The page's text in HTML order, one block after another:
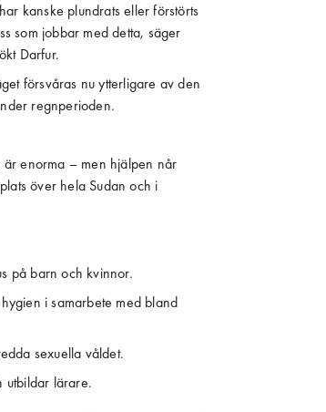
kanske plundrats eller förstörts
som jobbar med detta, säger
Darfur.
försvåras nu ytterligare av den
regnperioden.
är enorma – men hjälpen når
över hela Sudan och i
på barn och kvinnor.
i samarbete med bland
sexuella våldet.
utbildar lärare.